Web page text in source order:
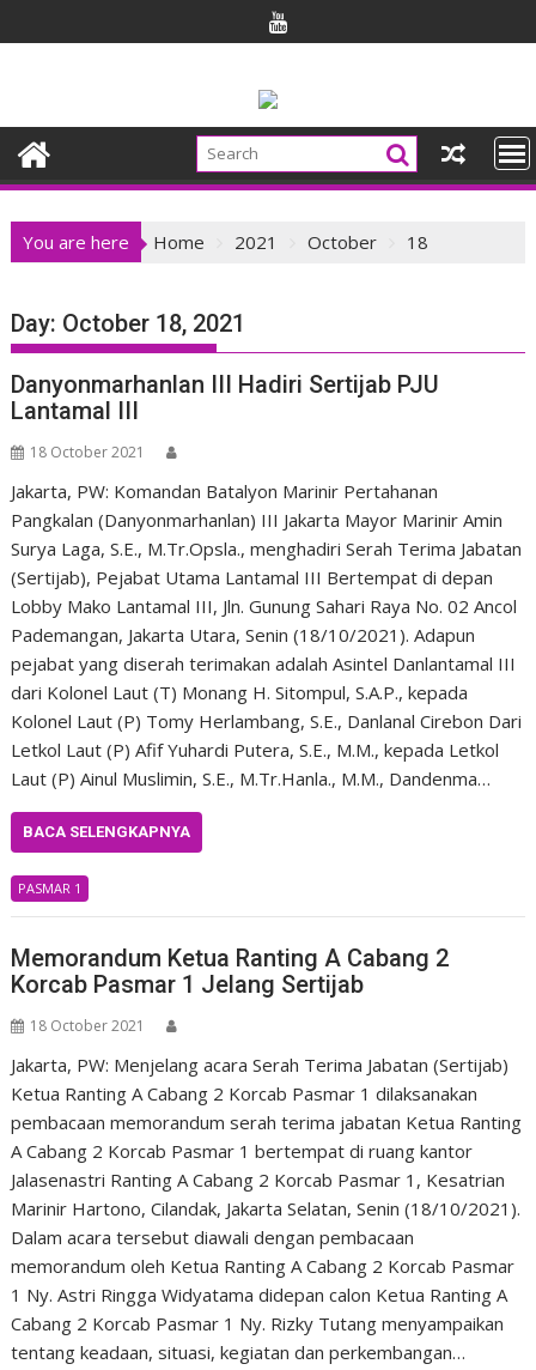
to
You are here Home 2021 October 18
Day: October 18, 2021
Danyonmarhanlan III Hadiri Sertijab PJU
Lantamal III
18 October 2021
Jakarta, PW: Komandan Batalyon Marinir Pertahanan
Pangkalan (Danyonmarhanlan) III Jakarta Mayor Marinir Amin
Surya Laga, S.E., M.Tr.Opsla., menghadiri Serah Terima Jabatan
(Sertijab), Pejabat Utama Lantamal III Bertempat di depan
Lobby Mako Lantamal III, Jln. Gunung Sahari Raya No. 02 Ancol
Pademangan, Jakarta Utara, Senin (18/10/2021). Adapun
pejabat yang diserah terimakan adalah Asintel Danlantamal III
dari Kolonel Laut (T) Monang H. Sitompul, S.A.P., kepada
Kolonel Laut (P) Tomy Herlambang, S.E., Danlanal Cirebon Dari
Letkol Laut (P) Afif Yuhardi Putera, S.E., M.M., kepada Letkol
Laut (P) Ainul Muslimin, S.E., M.Tr.Hanla., M.M., Dandenma…
BACA SELENGKAPNYA
PASMAR 1
Memorandum Ketua Ranting A Cabang 2
Korcab Pasmar 1 Jelang Sertijab
18 October 2021
Jakarta, PW: Menjelang acara Serah Terima Jabatan (Sertijab)
Ketua Ranting A Cabang 2 Korcab Pasmar 1 dilaksanakan
pembacaan memorandum serah terima jabatan Ketua Ranting
A Cabang 2 Korcab Pasmar 1 bertempat di ruang kantor
Jalasenastri Ranting A Cabang 2 Korcab Pasmar 1, Kesatrian
Marinir Hartono, Cilandak, Jakarta Selatan, Senin (18/10/2021).
Dalam acara tersebut diawali dengan pembacaan
memorandum oleh Ketua Ranting A Cabang 2 Korcab Pasmar
1 Ny. Astri Ringga Widyatama didepan calon Ketua Ranting A
Cabang 2 Korcab Pasmar 1 Ny. Rizky Tutang menyampaikan
tentang keadaan, situasi, kegiatan dan perkembangan…